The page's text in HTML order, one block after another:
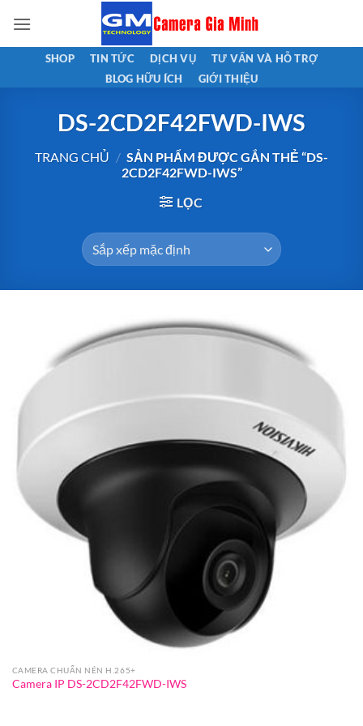
qua
nội
SHOP TIN TỨC DỊCH VỤ
TƯ VẤN VÀ HỖ TRỢ
BLOG HỮU ÍCH
GIỚI THIỆU
DS-2CD2F42FWD-IWS
TRANG CHỦ / SẢN PHẨM ĐƯỢC GẮN THẺ “DS-
2CD2F42FWD-IWS”
LỌC
CAMERA CHUẨN NÉN H.265+
Camera IP DS-2CD2F42FWD-IWS